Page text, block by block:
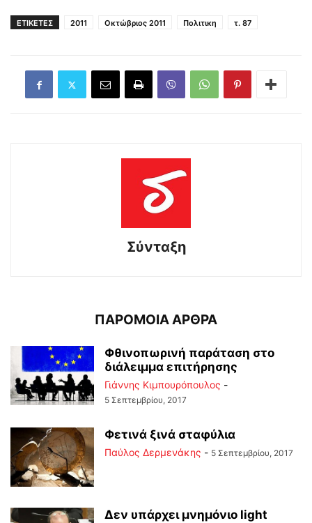
ΕΤΙΚΕΤΕΣ 2011 Οκτώβριος 2011 Πολιτικη τ. 87
Σύνταξη
ΠΑΡΟΜΟΙΑ ΑΡΘΡΑ
Φθινοπωρινή παράταση στο
διάλειμμα επιτήρησης
Γιάννης Κιμπουρόπουλος -
5 Σεπτεμβρίου, 2017
Φετινά ξινά σταφύλια
Παύλος Δερμενάκης - 5 Σεπτεμβρίου, 2017
Δεν υπάρχει μνημόνιο light